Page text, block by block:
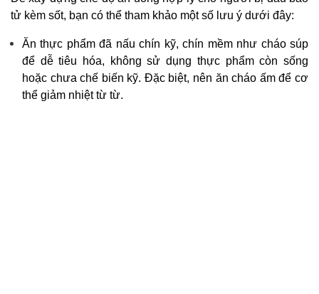
tử kèm sốt, bạn có thể tham khảo một số lưu ý dưới đây:
Ăn thực phẩm đã nấu chín kỹ, chín mềm như cháo súp
để dễ tiêu hóa, không sử dụng thực phẩm còn sống
hoặc chưa chế biến kỹ. Đặc biệt, nên ăn cháo ấm để cơ
thể giảm nhiệt từ từ.